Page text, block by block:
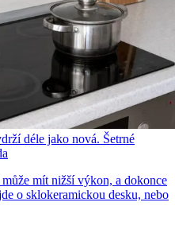
déle jako nová. Šetrné
mít nižší výkon, a dokonce
o sklokeramickou desku, nebo